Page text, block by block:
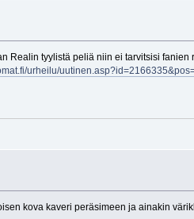
Realin tyylistä peliä niin ei tarvitsisi fanien
urheilu/
kova kaveri peräsimeen ja ainakin